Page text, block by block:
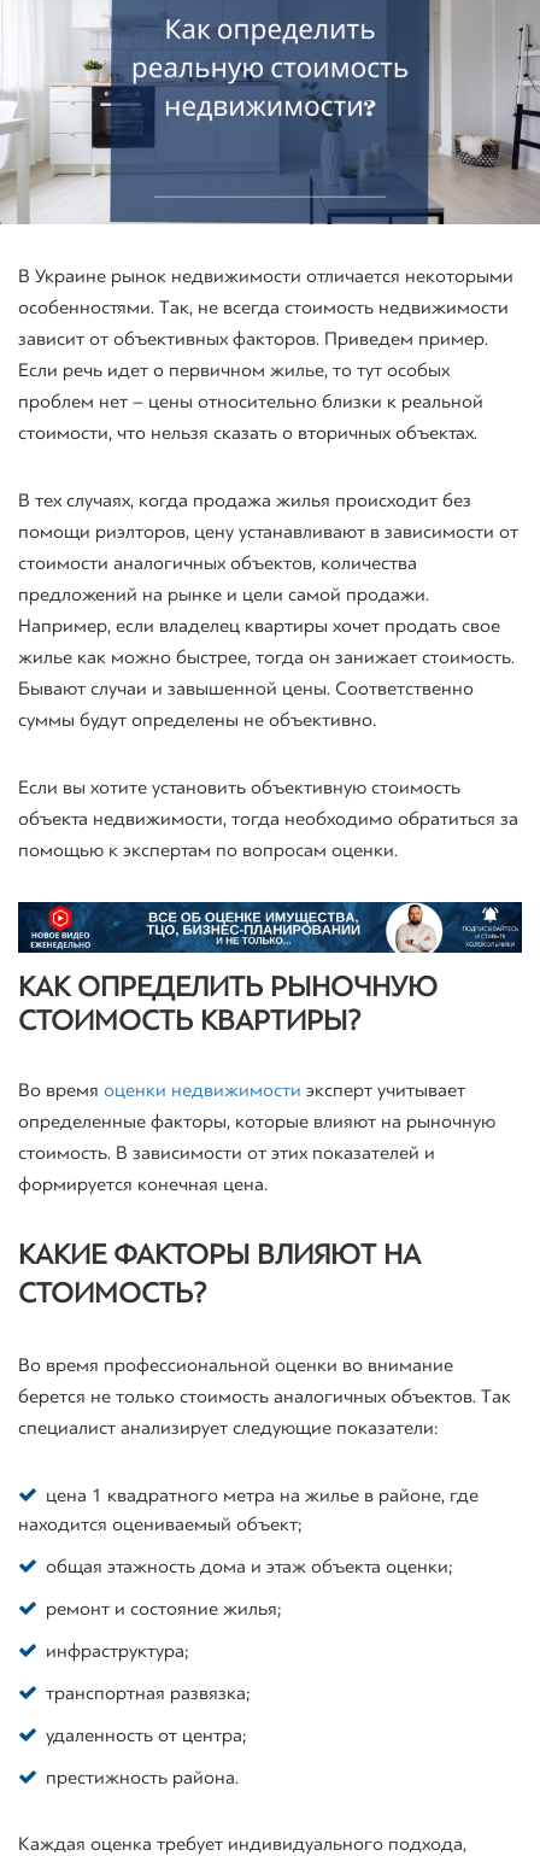
В Украине рынок недвижимости отличается некоторыми
особенностями. Так, не всегда стоимость недвижимости
зависит от объективных факторов. Приведем пример.
Если речь идет о первичном жилье, то тут особых
проблем нет – цены относительно близки к реальной
стоимости, что нельзя сказать о вторичных объектах.
В тех случаях, когда продажа жилья происходит без
помощи риэлторов, цену устанавливают в зависимости от
стоимости аналогичных объектов, количества
предложений на рынке и цели самой продажи.
Например, если владелец квартиры хочет продать свое
жилье как можно быстрее, тогда он занижает стоимость.
Бывают случаи и завышенной цены. Соответственно
суммы будут определены не объективно.
Если вы хотите установить объективную стоимость
объекта недвижимости, тогда необходимо обратиться за
помощью к экспертам по вопросам оценки.
КАК ОПРЕДЕЛИТЬ РЫНОЧНУЮ
СТОИМОСТЬ КВАРТИРЫ?
Во время оценки недвижимости эксперт учитывает
определенные факторы, которые влияют на рыночную
стоимость. В зависимости от этих показателей и
формируется конечная цена.
КАКИЕ ФАКТОРЫ ВЛИЯЮТ НА
СТОИМОСТЬ?
Во время профессиональной оценки во внимание
берется не только стоимость аналогичных объектов. Так
специалист анализирует следующие показатели:
цена 1 квадратного метра на жилье в районе, где
находится оцениваемый объект;
общая этажность дома и этаж объекта оценки;
ремонт и состояние жилья;
инфраструктура;
транспортная развязка;
удаленность от центра;
престижность района.
Каждая оценка требует индивидуального подхода,